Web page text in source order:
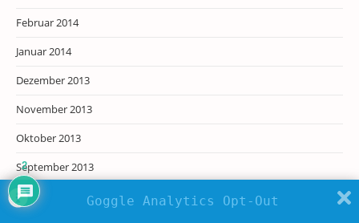
Februar 2014
Januar 2014
Dezember 2013
November 2013
Oktober 2013
September 2013
August 2013
Goggle Analytics Opt-Out
2